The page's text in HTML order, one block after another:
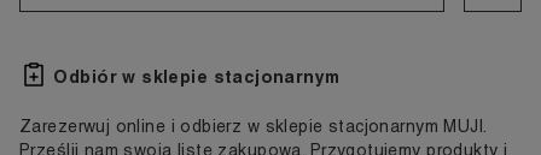
Odbiór w sklepie stacjonarnym
Zarezerwuj online i odbierz w sklepie stacjonarnym MUJI.
Prześlij nam swoją listę zakupową. Przygotujemy produkty i